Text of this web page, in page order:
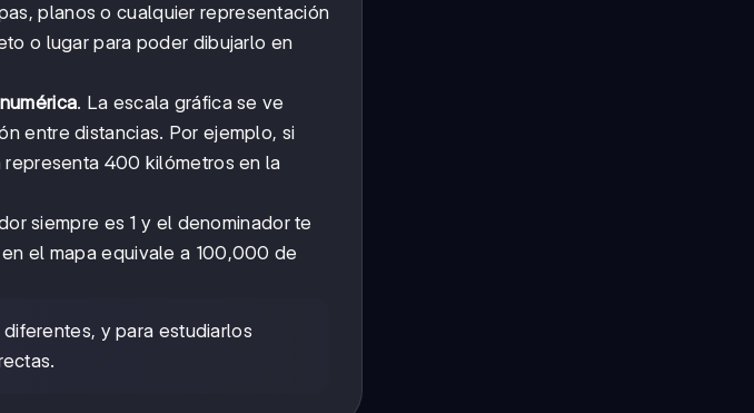
planos o cualquier representación
o lugar para poder dibujarlo en
. La escala gráfica se ve
entre distancias. Por ejemplo, si
400 kilómetros en la
siempre es 1 y el denominador te
el mapa equivale a 100,000 de
y para estudiarlos